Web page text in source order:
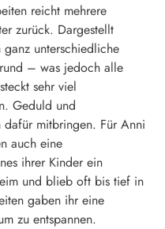
reicht mehrere
zurück. Dargestellt
unterschiedliche
– was jedoch alle
sehr viel
Geduld und
dafür mitbringen. Für Anni
auch eine
ihrer Kinder ein
und blieb oft bis tief in
gaben ihr eine
zu entspannen.